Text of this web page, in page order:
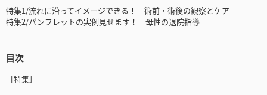
特集1/流れに沿ってイメージできる！ 術前・術後の観察とケア
特集2/パンフレットの実例見せます！ 母性の退院指導
目次
［特集］